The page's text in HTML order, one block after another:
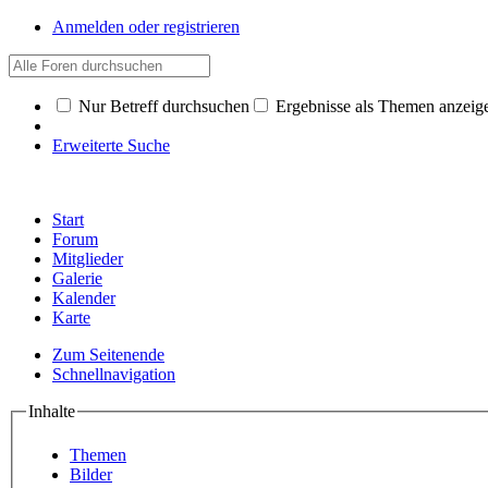
Anmelden oder registrieren
Nur Betreff durchsuchen Ergebnisse als Themen
Erweiterte Suche
Start
Forum
Mitglieder
Galerie
Kalender
Karte
Zum Seitenende
Schnellnavigation
Inhalte
Themen
Bilder